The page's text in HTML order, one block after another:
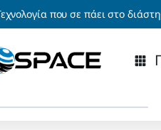
που σε πάει στο